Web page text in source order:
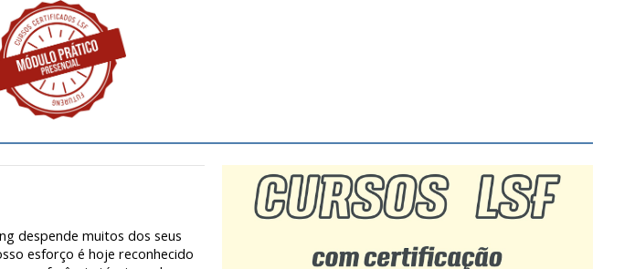
despende muitos dos seus
esforço é hoje reconhecido